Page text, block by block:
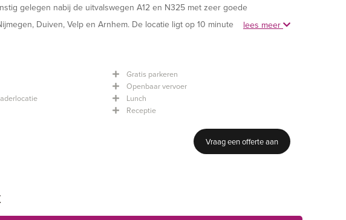
gelegen nabij de uitvalswegen A12 en N325 met zeer goede
Duiven, Velp en Arnhem. De locatie ligt op 10 minuten van het
minuten loopafstand vanaf het bedrijfspand. De moderne uitstraling en
een receptie en het Bakery Café maken een verblijf in SIMON zeer
de accountmanager, zzp-er en (kleine) ondernemer die snel en flexibel
of kantoorruimte nodig heeft. Bij people@places kom je werken en
lees meer
Gratis parkeren
Openbaar vervoer
Lunch
Receptie
Vraag een offerte aan